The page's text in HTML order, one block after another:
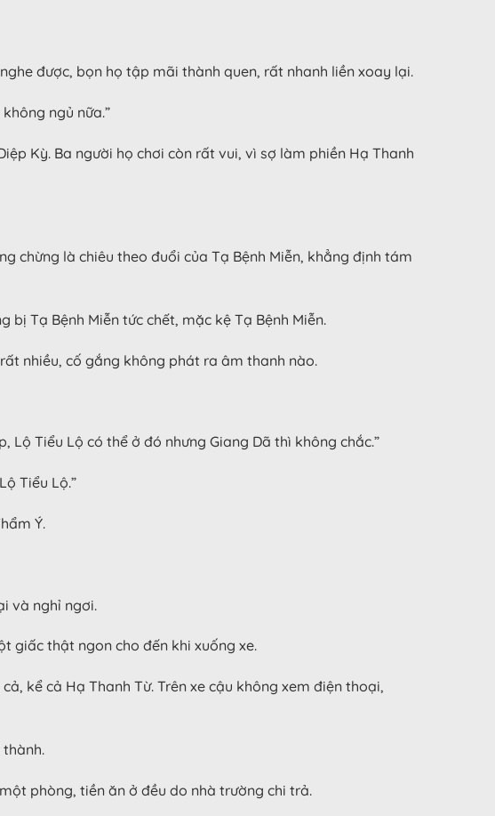
được, bọn họ tập mãi thành quen, rất nhanh liền xoay lại.
ngủ nữa.”
Kỳ. Ba người họ chơi còn rất vui, vì sợ làm phiền Hạ Thanh
chừng là chiêu theo đuổi của Tạ Bệnh Miễn, khẳng định tám
Tạ Bệnh Miễn tức chết, mặc kệ Tạ Bệnh Miễn.
nhiều, cố gắng không phát ra âm thanh nào.
Tiểu Lộ có thể ở đó nhưng Giang Dã thì không chắc.”
Tiểu Lộ.”
Ý.
và nghỉ ngơi.
giấc thật ngon cho đến khi xuống xe.
kể cả Hạ Thanh Từ. Trên xe cậu không xem điện thoại,
phòng, tiền ăn ở đều do nhà trường chi trả.